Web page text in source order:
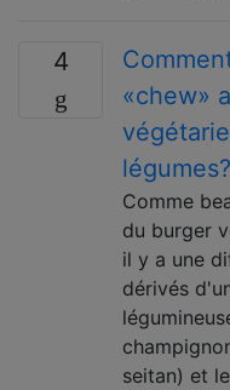
4
«chew»
légumes?
Comme
du burger
il y a une
dérivés
seitan) et